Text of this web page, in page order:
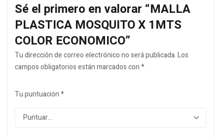
Sé el primero en valorar “MALLA
PLASTICA MOSQUITO X 1MTS
COLOR ECONOMICO”
Tu dirección de correo electrónico no será publicada.Los
campos obligatorios están marcados con*
Tu puntuación*